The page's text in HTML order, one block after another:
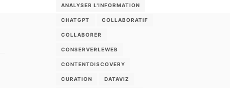
ANALYSER L'INFORMATION
CHATGPT COLLABORATIF
COLLABORER
CONSERVERLEWEB
CONTENTDISCOVERY
CURATION DATAVIZ